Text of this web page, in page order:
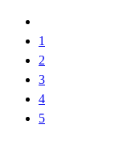
1
2
3
4
5